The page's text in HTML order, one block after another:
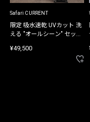
Safari CURRENT
限定 吸水速乾 UVカット 洗
える "オールシーン" セット
¥49,500